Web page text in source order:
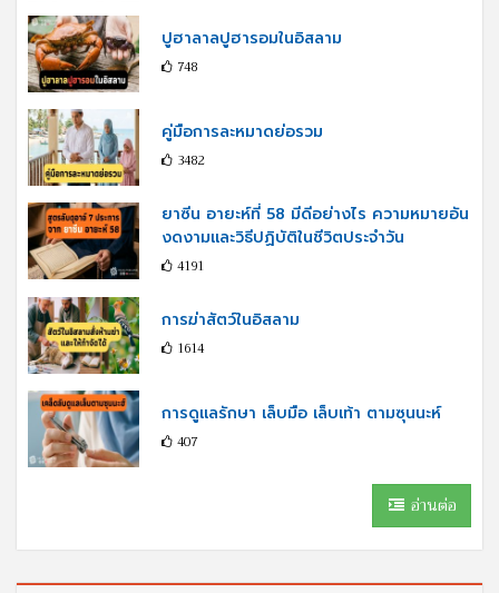
ปูฮาลาลปูฮารอมในอิสลาม
748
คู่มือการละหมาดย่อรวม
3482
ยาซีน อายะห์ที่ 58 มีดีอย่างไร ความหมายอัน
งดงามและวิธีปฏิบัติในชีวิตประจำวัน
4191
การฆ่าสัตว์ในอิสลาม
1614
การดูแลรักษา เล็บมือ เล็บเท้า ตามซุนนะห์
407
อ่านต่อ